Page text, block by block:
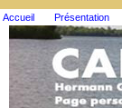
Accueil Présentation